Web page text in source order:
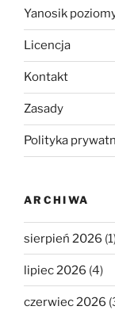
Yanosik
Licencja
Kontakt
Zasady
Polityka
ARCHIWA
sierpień 2026
lipiec 2026 (4)
czerwiec 2026